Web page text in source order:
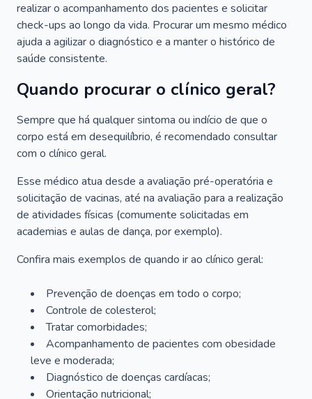
realizar o acompanhamento dos pacientes e solicitar
check-ups ao longo da vida. Procurar um mesmo médico
ajuda a agilizar o diagnóstico e a manter o histórico de
saúde consistente.
Quando procurar o clínico geral?
Sempre que há qualquer sintoma ou indício de que o
corpo está em desequilíbrio, é recomendado consultar
com o clínico geral.
Esse médico atua desde a avaliação pré-operatória e
solicitação de vacinas, até na avaliação para a realização
de atividades físicas (comumente solicitadas em
academias e aulas de dança, por exemplo).
Confira mais exemplos de quando ir ao clínico geral:
Prevenção de doenças em todo o corpo;
Controle de colesterol;
Tratar comorbidades;
Acompanhamento de pacientes com obesidade
leve e moderada;
Diagnóstico de doenças cardíacas;
Orientação nutricional;